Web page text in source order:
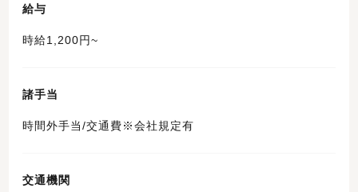
給与
時給1,200円~
諸手当
時間外手当/交通費※会社規定有
交通機関